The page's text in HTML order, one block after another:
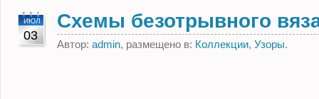
ИЮЛ
03
Схемы безотрывного
Автор: admin, размещено в: Коллекции, Узоры.